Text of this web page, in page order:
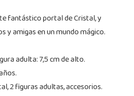
fantástico portal de Cristal, y
y amigas en un mundo mágico.
adulta: 7,5 cm de alto.
2 figuras adultas, accesorios.